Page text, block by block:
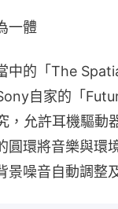
一體
中的「The
自家的「
，允許耳機驅動
圓環將音樂與環
景噪音自動調整